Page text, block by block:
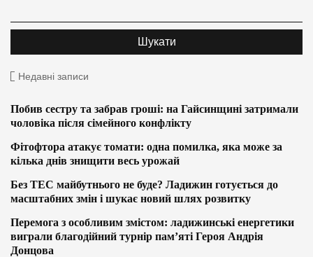
Недавні записи
Побив сестру та забрав гроші: на Гайсинщині затримали
чоловіка після сімейного конфлікту
Фітофтора атакує томати: одна помилка, яка може за
кілька днів знищити весь урожай
Без ТЕС майбутнього не буде? Ладижин готується до
масштабних змін і шукає новий шлях розвитку
Перемога з особливим змістом: ладижинські енергетики
виграли благодійний турнір пам’яті Героя Андрія
Донцова